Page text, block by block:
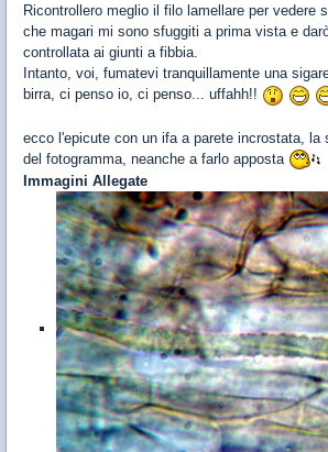
Ricontrollero meglio il filo lamellare per vedere
che magari mi sono sfuggiti a prima vista e
controllata ai giunti a fibbia.
Intanto, voi, fumatevi tranquillamente una
birra, ci penso io, ci penso... uffahh!!
ecco l'epicute con un ifa a parete incrostata, la
del fotogramma, neanche a farlo apposta
Immagini Allegate